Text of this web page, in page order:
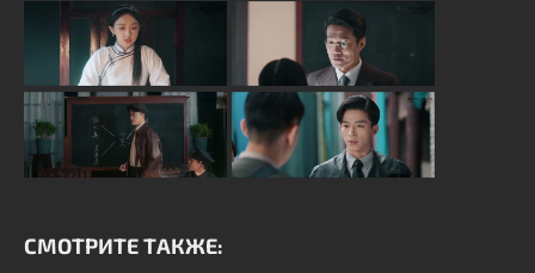
СМОТРИТЕ ТАКЖЕ: